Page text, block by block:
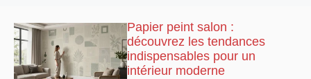
Papier peint salon :
découvrez les tendances
indispensables pour un
intérieur moderne